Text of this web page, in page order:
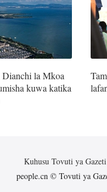
la Mkoa
kuwa katika
Kuhusu Tovuti ya
people.cn © Tovuti ya